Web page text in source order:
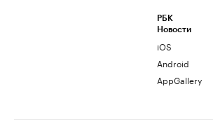
РБК
Новости
iOS
Android
AppGallery